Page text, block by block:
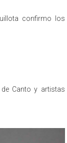
confirmo los
Canto y artistas